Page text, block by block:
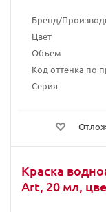
Бренд/
Цвет
Объем
Код оттенка по
Серия
Краска
Art, 20 мл,